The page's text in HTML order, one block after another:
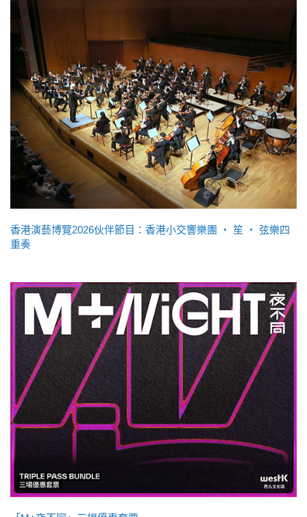
香港演藝博覽2026伙伴節目：香港小交響樂團 ‧ 笙 ‧ 弦樂四
重奏